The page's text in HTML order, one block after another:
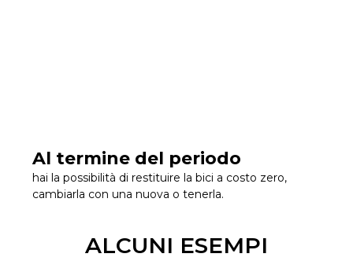
Al termine del periodo
hai la possibilità di restituire la bici a costo zero,
cambiarla con una nuova o tenerla.
ALCUNI ESEMPI